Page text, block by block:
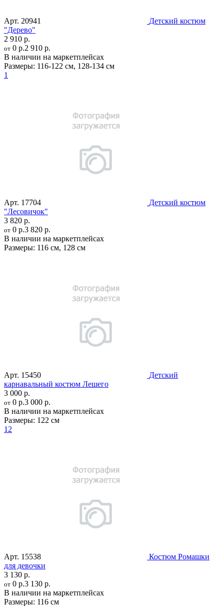
Арт. 20941
Детский костюм
"Дерево"
2 910 р.
от 0 р.2 910 р.
В наличии на маркетплейсах
Размеры: 116-122 см, 128-134 см
1
Арт. 17704
Детский костюм
"Лесовичок"
3 820 р.
от 0 р.3 820 р.
В наличии на маркетплейсах
Размеры: 116 см, 128 см
Арт. 15450
Детский
карнавальный костюм Лешего
3 000 р.
от 0 р.3 000 р.
В наличии на маркетплейсах
Размеры: 122 см
12
Арт. 15538
Костюм Ромашки
для девочки
3 130 р.
от 0 р.3 130 р.
В наличии на маркетплейсах
Размеры: 116 см